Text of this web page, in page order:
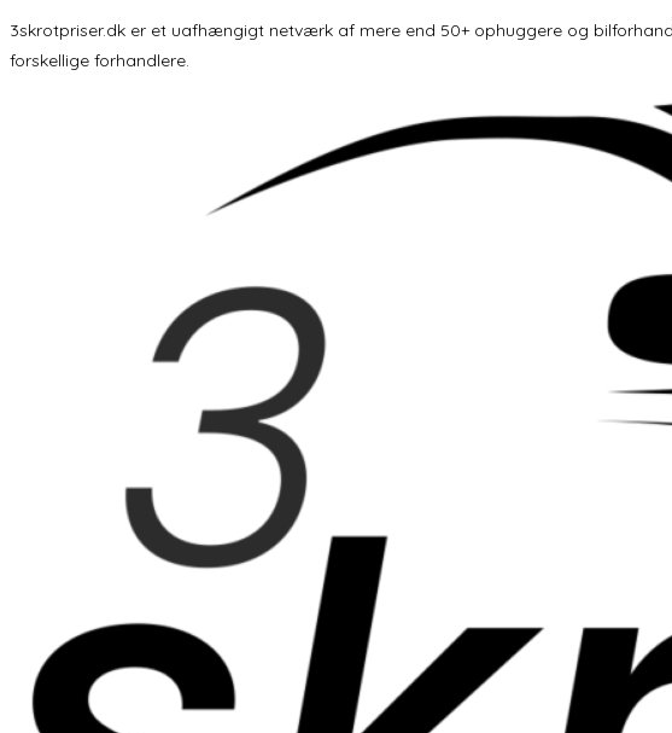
3skrotpriser.dk er et uafhængigt netværk af mere end 50+ ophuggere og
forskellige forhandlere.